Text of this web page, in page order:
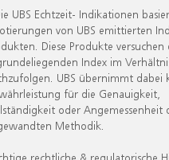
UBS Echtzeit- Indikationen
von UBS emittierten
Diese Produkte versuchen
Index im
UBS übernimmt dabei
für die Genauigkeit,
oder Angemessenheit
Methodik.